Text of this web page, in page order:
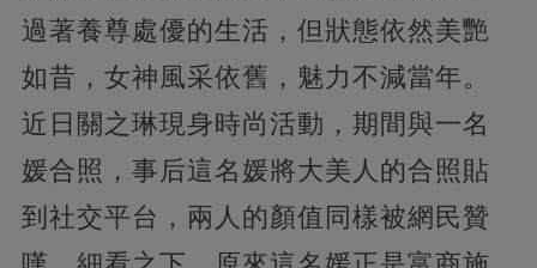
過著養尊處優的生活，但狀態依然美艷
如昔，女神風采依舊，魅力不減當年。
近日關之琳現身時尚活動，期間與一名
媛合照，事后這名媛將大美人的合照貼
到社交平台，兩人的顏值同樣被網民贊